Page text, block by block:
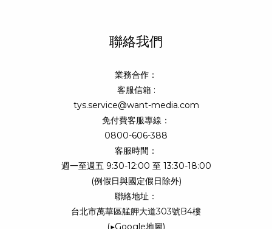
聯絡我們
業務合作：
客服信箱 :
tys.service@want-media.com
免付費客服專線：
0800-606-388
客服時間：
週一至週五 9:30-12:00 至 13:30-18:00
(例假日與國定假日除外)
聯絡地址：
台北市萬華區艋舺大道303號B4樓
(▶Google地圖)